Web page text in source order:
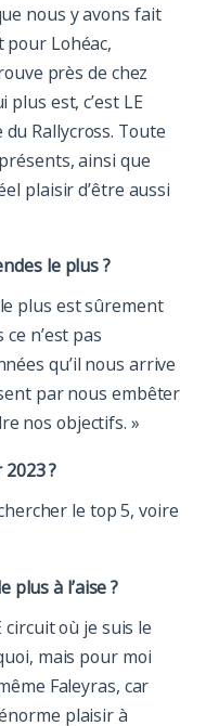
nous y avons fait
pour Lohéac,
près de chez
plus est, c’est LE
Rallycross. Toute
ainsi que
plaisir d’être aussi
le plus ?
plus est sûrement
n’est pas
qu’il nous arrive
par nous embêter
nos objectifs. »
?
le top 5, voire
plus à l’aise ?
circuit où je suis le
mais pour moi
Faleyras, car
plaisir à